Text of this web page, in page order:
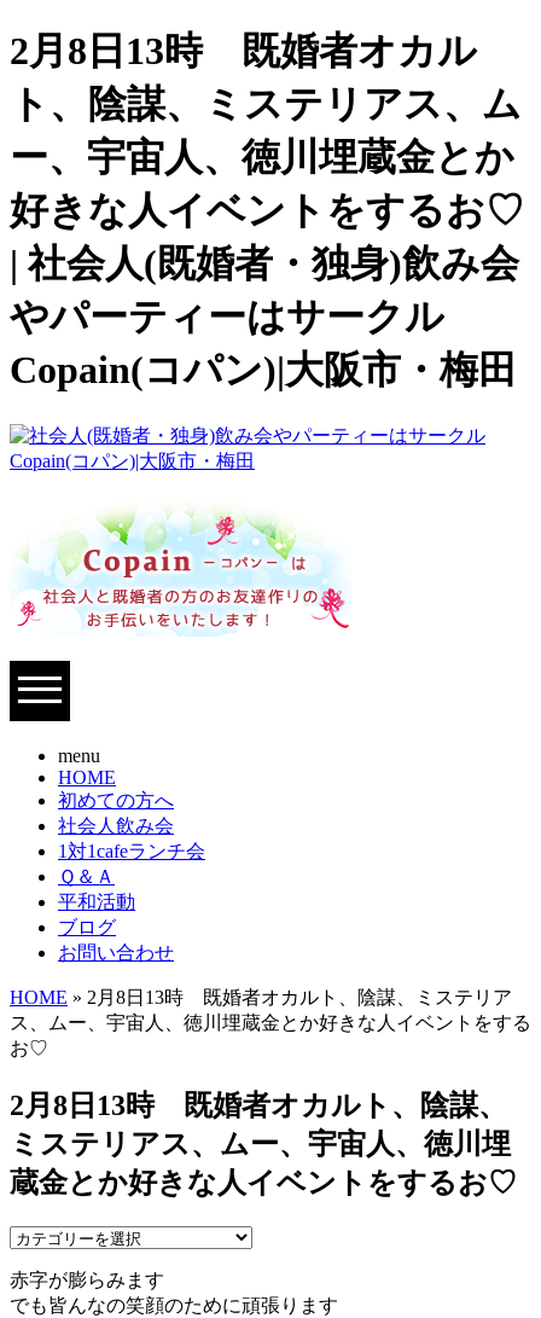
2月8日13時 既婚者オカル
ト、陰謀、ミステリアス、ム
ー、宇宙人、徳川埋蔵金とか
好きな人イベントをするお♡
| 社会人(既婚者・独身)飲み会
やパーティーはサークル
Copain(コパン)|大阪市・梅田
menu
HOME
初めての方へ
社会人飲み会
1対1cafeランチ会
Ｑ＆Ａ
平和活動
ブログ
お問い合わせ
HOME » 2月8日13時 既婚者オカルト、陰謀、ミステリア
ス、ムー、宇宙人、徳川埋蔵金とか好きな人イベントをする
お♡
2月8日13時 既婚者オカルト、陰謀、
ミステリアス、ムー、宇宙人、徳川埋
蔵金とか好きな人イベントをするお♡
赤字が膨らみます
でも皆んなの笑顔のために頑張ります